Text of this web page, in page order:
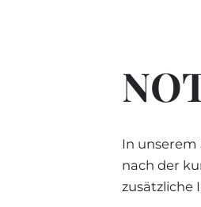
In unserem
nach der
zusätzliche